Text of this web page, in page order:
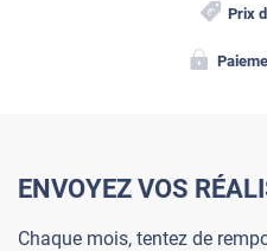
Prix
ENVOYEZ VOS
Chaque mois, tentez de